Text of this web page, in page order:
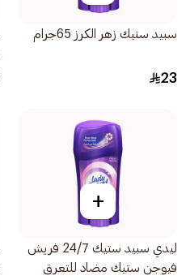
سبيد ستيك زهر الكرز 65جرام
23
+
ليدي سبيد ستيك 24/7 فريش
فيوجن ستيك مضاد للتعرق